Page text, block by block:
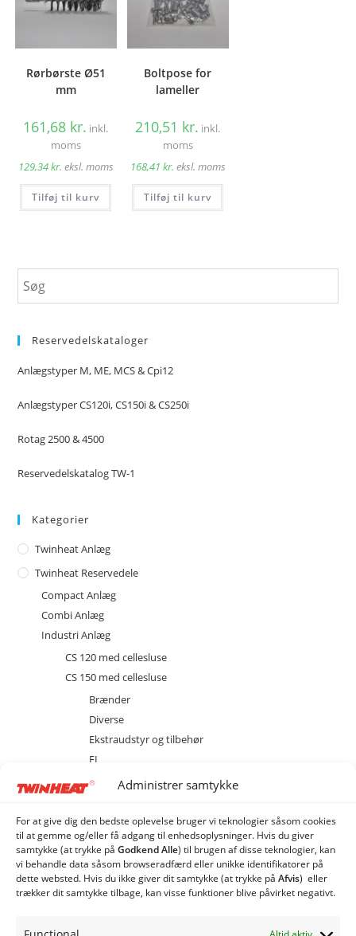
Administrer samtykke
For at give dig den bedste oplevelse bruger vi teknologier såsom cookies
til at gemme og/eller få adgang til enhedsoplysninger. Hvis du giver
samtykke (at trykke på Godkend Alle) til brugen af ​​disse teknologier, kan
vi behandle data såsom browseradfærd eller unikke identifikatorer på
dette websted. Hvis du ikke giver dit samtykke (at trykke på Afvis) eller
trækker dit samtykke tilbage, kan visse funktioner blive påvirket negativt.
Rørbørste Ø51
mm
161,68 kr. inkl.
moms
129,34kr. eksl. moms
Tilføj til kurv
Boltpose for
lameller
210,51 kr. inkl.
moms
168,41 kr. eksl. moms
Tilføj til kurv
Reservedelskataloger
Anlægstyper M, ME, MCS & Cpi12
Anlægstyper CS120i, CS150i & CS250i
Rotag 2500 & 4500
Reservedelskatalog TW-1
Kategorier
Twinheat Anlæg
Twinheat Reservedele
Compact Anlæg
Combi Anlæg
Industri Anlæg
CS 120 med cellesluse
CS 150 med cellesluse
Brænder
Diverse
Ekstraudstyr og tilbehør
EL
Kedel
Stoker
CS 250 med cellesluse
CSE 120 med spjældhus
CSE 150 med spjældhus
CSE 250 med spjældhus